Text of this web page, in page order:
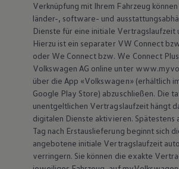
Verknüpfung mit Ihrem Fahrzeug
länder-, software- und
Dienste für eine initiale Vertragslaufzeit
Hierzu ist ein separater VW Connect
oder We Connect bzw. We Connect
Volkswagen AG online unter
über die App «Volkswagen» (erhältlich
Google Play Store) abzuschließen. Die
unentgeltlichen Vertragslaufzeit hängt
digitalen Dienste aktivieren. Spätestens
Tag nach Erstauslieferung beginnt sich
angebotene initiale Vertragslaufzeit
verringern. Sie können die exakte